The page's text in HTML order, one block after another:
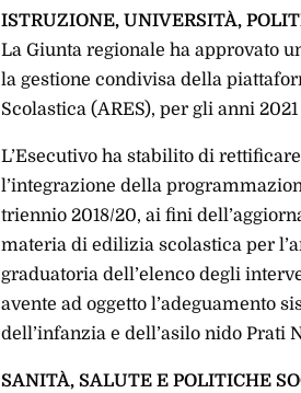
ISTRUZIONE, UNIVERSITÀ,
La Giunta regionale ha approvato
la gestione condivisa della
Scolastica (ARES), per gli anni
L’Esecutivo ha stabilito di
l’integrazione della
triennio 2018/20, ai fini
materia di edilizia scolastica per
graduatoria dell’elenco degli
avente ad oggetto l’adeguamento
dell’infanzia e dell’asilo nido Prati
SANITÀ, SALUTE E POLITICHE